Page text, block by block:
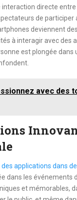
directe entre
de participer
deviennent
à interagir avec des
est plongée dans
avec des
applications dans
dans les événements
et mémorables,